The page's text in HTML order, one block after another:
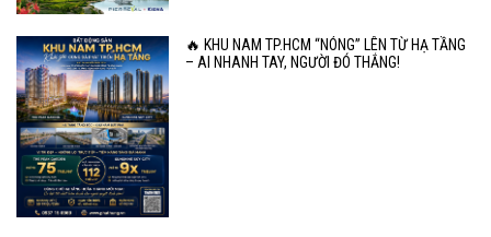
🔥 KHU NAM TP.HCM “NÓNG” LÊN TỪ HẠ TẦNG
– AI NHANH TAY, NGƯỜI ĐÓ THẮNG!